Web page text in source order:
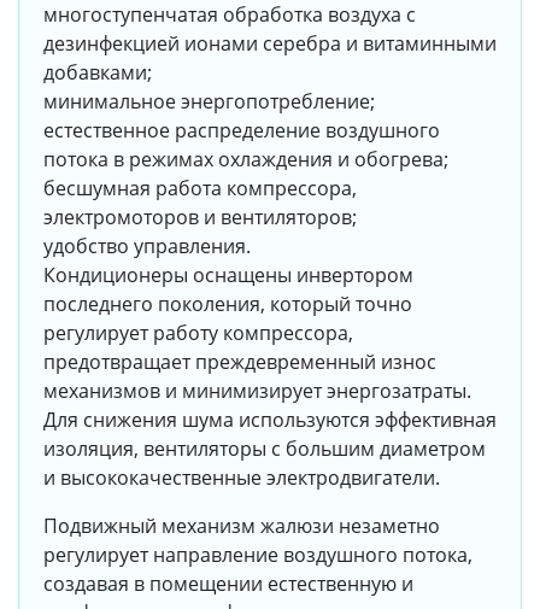
многоступенчатая обработка воздуха с
дезинфекцией ионами серебра и витаминными
добавками;
минимальное энергопотребление;
естественное распределение воздушного
потока в режимах охлаждения и обогрева;
бесшумная работа компрессора,
электромоторов и вентиляторов;
удобство управления.
Кондиционеры оснащены инвертором
последнего поколения, который точно
регулирует работу компрессора,
предотвращает преждевременный износ
механизмов и минимизирует энергозатраты.
Для снижения шума используются эффективная
изоляция, вентиляторы с большим диаметром
и высококачественные электродвигатели.
Подвижный механизм жалюзи незаметно
регулирует направление воздушного потока,
создавая в помещении естественную и